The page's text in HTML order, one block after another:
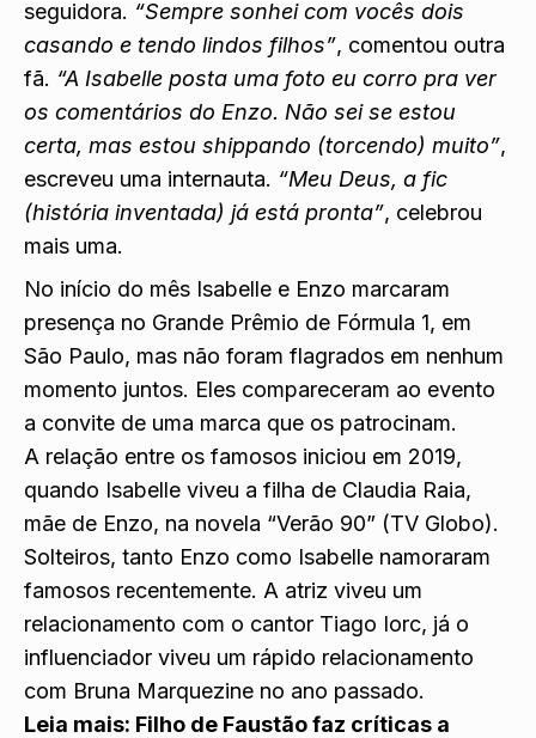
seguidora. “Sempre sonhei com vocês dois
casando e tendo lindos filhos”, comentou outra
fã. “A Isabelle posta uma foto eu corro pra ver
os comentários do Enzo. Não sei se estou
certa, mas estou shippando (torcendo) muito”,
escreveu uma internauta. “Meu Deus, a fic
(história inventada) já está pronta”, celebrou
mais uma.
No início do mês Isabelle e Enzo marcaram
presença no Grande Prêmio de Fórmula 1, em
São Paulo, mas não foram flagrados em nenhum
momento juntos. Eles compareceram ao evento
a convite de uma marca que os patrocinam.
A relação entre os famosos iniciou em 2019,
quando Isabelle viveu a filha de Claudia Raia,
mãe de Enzo, na novela “Verão 90” (TV Globo).
Solteiros, tanto Enzo como Isabelle namoraram
famosos recentemente. A atriz viveu um
relacionamento com o cantor Tiago Iorc, já o
influenciador viveu um rápido relacionamento
com Bruna Marquezine no ano passado.
Leia mais: Filho de Faustão faz críticas a